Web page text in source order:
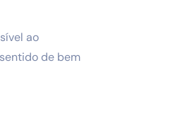
ao
de bem